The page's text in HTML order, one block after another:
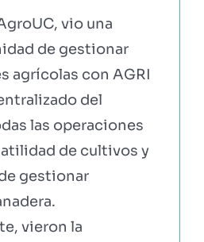
vio una
de gestionar
agrícolas con AGRI
del
las operaciones
de cultivos y
gestionar
vieron la